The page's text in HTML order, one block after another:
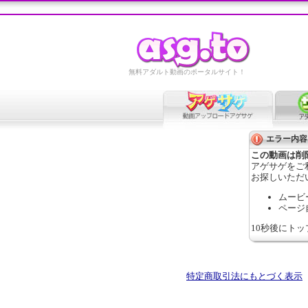
無料アダルト動画のポータルサイト！
エラー内容
この動画は削
アゲサゲをご
お探しいただ
ムービ
ページ
10秒後にト
特定商取引法にもとづく表示